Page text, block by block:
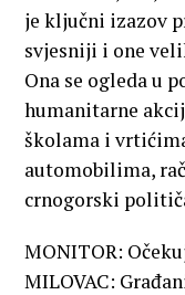
je ključni izazov
svjesniji i one
Ona se ogleda u
humanitarne
školama i
automobilima,
crnogorski
MONITOR:
MILOVAC: